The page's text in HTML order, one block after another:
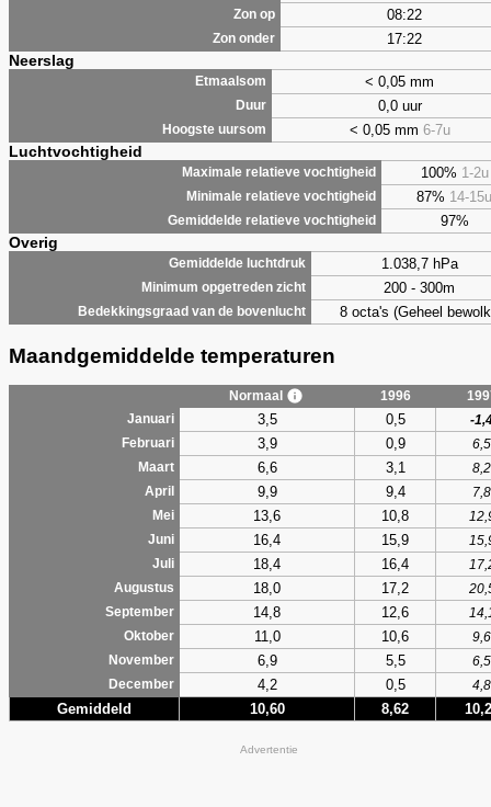
Zon op 08:22
Zon onder 17:22
Neerslag
Etmaalsom < 0,05 mm
Duur 0,0 uur
Hoogste uursom < 0,05 mm 6-7u
Luchtvochtigheid
Maximale relatieve vochtigheid 100% 1-2u
Minimale relatieve vochtigheid 87% 14-15u
Gemiddelde relatieve vochtigheid 97%
Overig
Gemiddelde luchtdruk 1.038,7 hPa
Minimum opgetreden zicht 200 - 300m
Bedekkingsgraad van de bovenlucht 8 octa's (Geheel
Maandgemiddelde temperaturen
Normaal 1996
Januari
3,5 0,5
-
Februari
3,9 0,9
6,5
Maart
6,6 3,1
8,2
April
9,9 9,4
7,8
Mei
13,6 10,8
Juni
16,4 15,9
Juli
18,4 16,4
Augustus
18,0 17,2
September
14,8 12,6
Oktober
11,0 10,6
9,6
November
6,9 5,5
6,5
December
4,2 0,5 4,8
Gemiddeld 10,60 8,62
Advertentie